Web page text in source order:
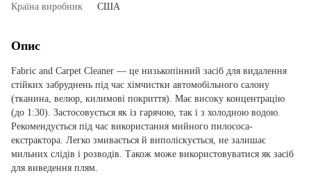
Країна виробник
США
Опис
Fabric and Carpet Cleaner — це низькопінний засіб для видалення
стійких забруднень під час хімчистки автомобільного салону
(тканина, велюр, килимові покриття). Має високу концентрацію
(до 1:30). Застосовується як із гарячою, так і з холодною водою.
Рекомендується під час використання мийного пилососа-
екстрактора. Легко змивається й виполіскується, не залишає
мильних слідів і розводів. Також може використовуватися як засіб
для виведення плям.